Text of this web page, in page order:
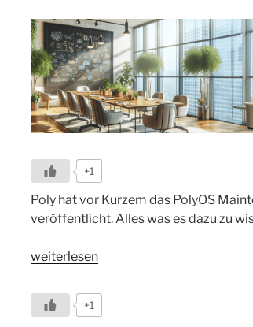
+1
Poly hat vor Kurzem das PolyOS
veröffentlicht. Alles was es dazu zu
„PolyOS
–
Maintenance
weiterlesen
+1